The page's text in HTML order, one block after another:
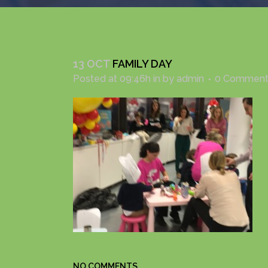
13 OCT FAMILY DAY
Posted at 09:46h in by admin 0